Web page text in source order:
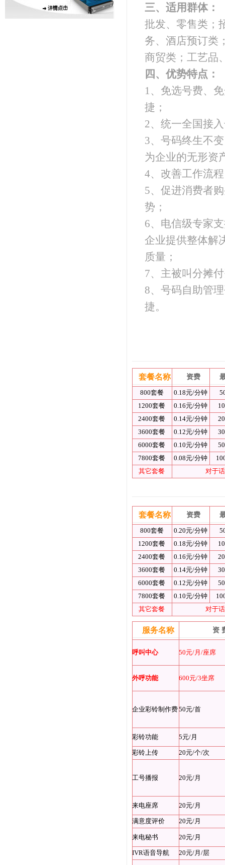
三、适用群体：
批发、零售类；
务、酒店预订类
商贸类；工艺品
四、优势特点：
1、免选号费、
捷；
2、统一全国接
3、号码终生不
为企业的无形资
4、改善工作流
5、促进消费者
势；
6、电信级专家
企业提供整体解
质量；
7、主被叫分摊
8、号码自助管
捷。
套餐名称 资费
800套餐 0.18元/分钟
1200套餐
0.16元/分钟
2400套餐
0.14元/分钟
3600套餐
0.12元/分钟
6000套餐
0.10元/分钟
7800套餐
0.08元/分钟
其它套餐
对于
套餐名称 资费
800套餐 0.20元/分钟
1200套餐
0.18元/分钟
2400套餐
0.16元/分钟
3600套餐
0.14元/分钟
6000套餐
0.12元/分钟
7800套餐
0.10元/分钟
其它套餐
对于
服务名称 资
呼叫中心 50元/月/座席
外呼功能 600元/3坐席
企业彩铃制作费50元/首
彩铃功能 5元/月
彩铃上传 20元/个/次
工号播报 20元/月
来电座席 20元/月
满意度评价 20元/月
来电秘书 20元/月
IVR语音导航 20元/月/层